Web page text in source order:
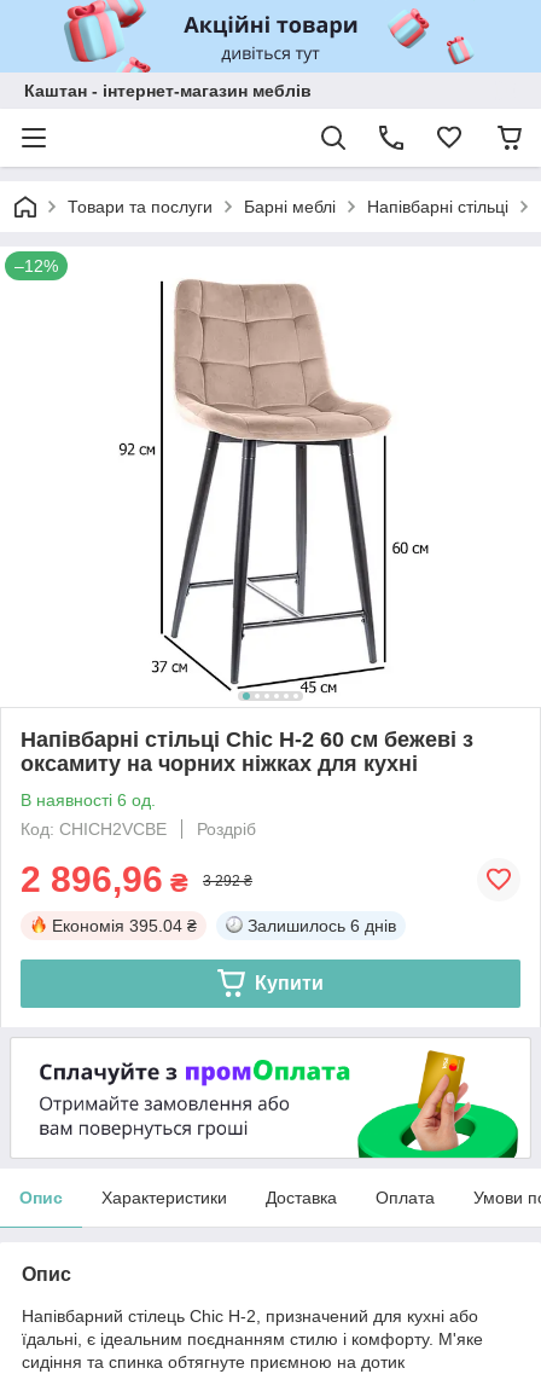
Каштан - інтернет-магазин меблів
Товари та послуги Барні меблі Напівбарні стільці
–12%
Напівбарні стільці Chic H-2 60 см бежеві з
оксамиту на чорних ніжках для кухні
В наявності 6 од.
Код: CHICH2VCBE
Роздріб
2 896,96 ₴ 3 292 ₴
Економія 395.04 ₴ Залишилось 6 днів
Купити
Опис Характеристики Доставка Оплата Умови
Опис
Напівбарний стілець Chic H-2, призначений для кухні або
їдальні, є ідеальним поєднанням стилю і комфорту. М'яке
сидіння та спинка обтягнуте приємною на дотик